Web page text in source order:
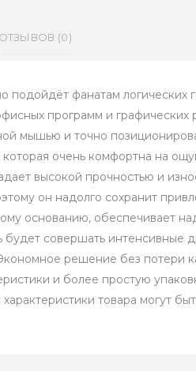
ОТЗЫВОВ (0)
фанатам логических
программ и
мышью и точно
очень комфортна на
высокой прочностью и
он надолго сохранит
основанию, обеспечивает
будет совершать
решение без потери
и более простую
товара могут